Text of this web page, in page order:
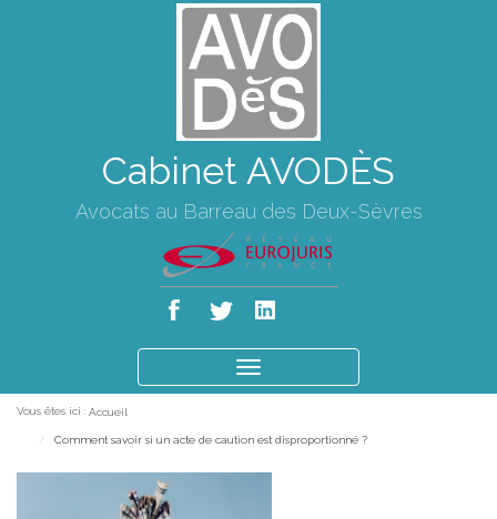
Cabinet AVODÈS
Avocats au Barreau des Deux-Sèvres
le
Vous êtes ici : Accueil
Comment savoir si un acte de caution est disproportionné ?